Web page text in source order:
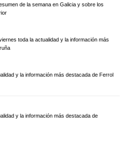
de la semana en Galicia y sobre los
toda la actualidad y la información más
y la información más destacada de Ferrol
y la información más destacada de